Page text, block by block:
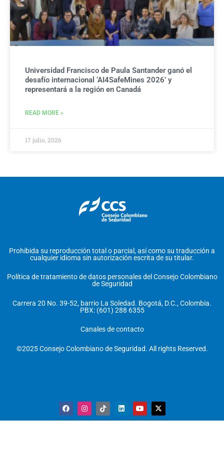
Universidad Francisco de Paula Santander ganó el
desafío internacional ‘AI4SafeMines 2026’ y
representará a la región en Canadá
READ MORE »
17 julio, 2026
Prohibida su reproducción total o parcial, así como su traducción a
cualquier idioma sin autorización escrita de su titular.
Política de tratamiento de datos personales del Consejo Colombiano
de Seguridad
Carrera 20 No. 39-52, barrio La Soledad. Bogotá, D.C., Colombia.
PBX: (601) 288 6355
Canales de contacto
©2025 Consejo Colombiano de Seguridad. All rights Reserved.
F
a
c
I
n
s
T
i
k
L
i
Y
o
u
X
-
t